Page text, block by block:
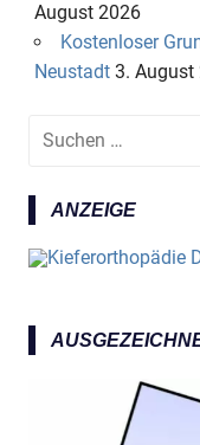
August 2026
Kostenloser
Neustadt 3. August
e
ANZEIGE